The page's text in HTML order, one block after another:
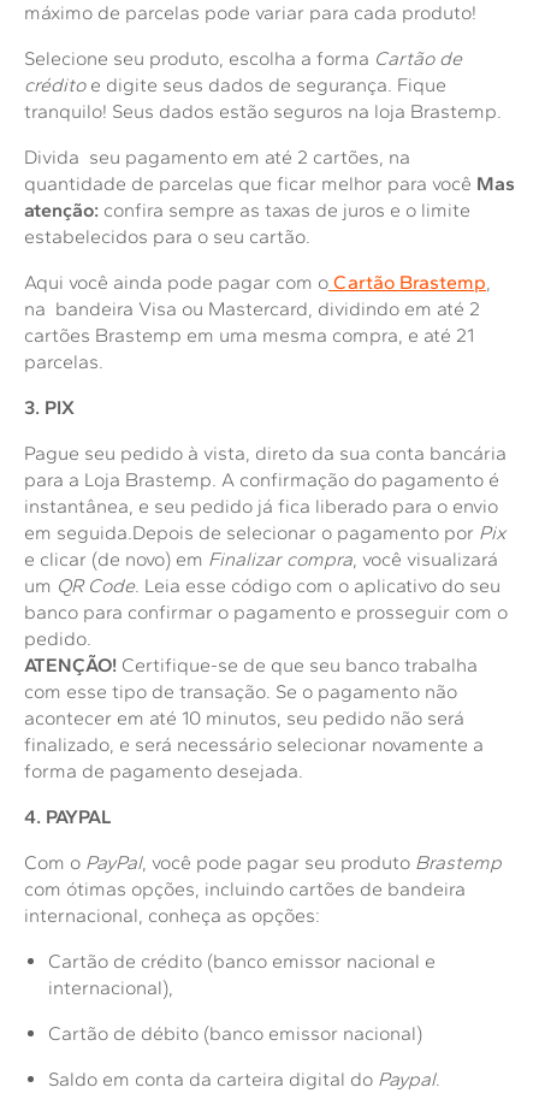
máximo de parcelas pode variar para cada produto!
Selecione seu produto, escolha a forma Cartão de
créditoe digite seus dados de segurança. Fique
tranquilo! Seus dados estão seguros na loja Brastemp.
Divida seu pagamento em até 2 cartões, na
quantidade de parcelas que ficar melhor para você Mas
atenção: confira sempre as taxas de juros e o limite
estabelecidos para o seu cartão.
Aqui você ainda pode pagar com o Cartão Brastemp,
na bandeira Visa ou Mastercard, dividindo em até 2
cartões Brastemp em uma mesma compra, e até 21
parcelas.
3. PIX
Pague seu pedido à vista, direto da sua conta bancária
para a Loja Brastemp. A confirmação do pagamento é
instantânea, e seu pedido já fica liberado para o envio
em seguida.Depois de selecionar o pagamento por Pix
e clicar (de novo) em Finalizar compra, você visualizará
um QR Code. Leia esse código com o aplicativo do seu
banco para confirmar o pagamento e prosseguir com o
pedido.
ATENÇÃO! Certifique-se de que seu banco trabalha
com esse tipo de transação. Se o pagamento não
acontecer em até 10 minutos, seu pedido não será
finalizado, e será necessário selecionar novamente a
forma de pagamento desejada.
4. PAYPAL
Com o PayPal, você pode pagar seu produto Brastemp
com ótimas opções, incluindo cartões de bandeira
internacional, conheça as opções:
Cartão de crédito (banco emissor nacional e
internacional),
Cartão de débito (banco emissor nacional)
Saldo em conta da carteira digital do Paypal.